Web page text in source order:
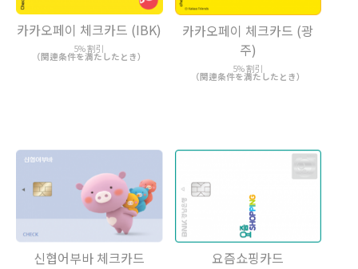
카카오페이 체크카드 (IBK)
5% 割引
（関連条件を満たしたとき）
카카오페이 체크카드 (광
주)
5% 割引
（関連条件を満たしたとき）
신협어부바 체크카드 요즘쇼핑카드